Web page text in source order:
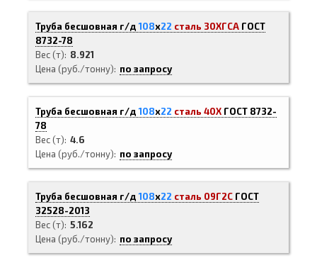
Труба бесшовная г/д108х22 сталь 30ХГСА ГОСТ
8732-78
Вес (т)
8.921
Цена (руб./тонну)
по запросу
Труба бесшовная г/д108х22 сталь 40Х ГОСТ 8732-
78
Вес (т) 4.6
Цена (руб./тонну)
по запросу
Труба бесшовная г/д108х22 сталь 09Г2С ГОСТ
32528-2013
Вес (т) 5.162
Цена (руб./тонну)
по запросу